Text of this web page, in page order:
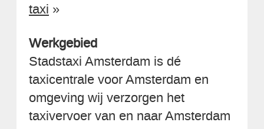
taxi »
Werkgebied
Stadstaxi Amsterdam is dé
taxicentrale voor Amsterdam en
omgeving wij verzorgen het
taxivervoer van en naar Amsterdam